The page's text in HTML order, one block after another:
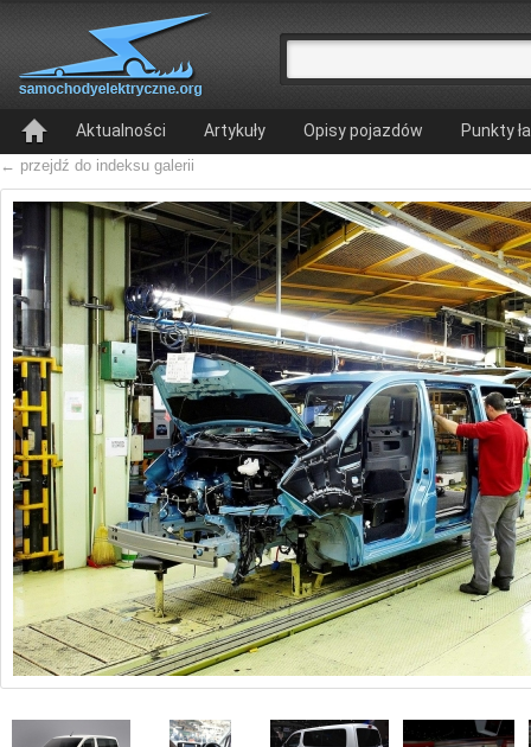
Aktualności Artykuły Opisy pojazdów Punkty
← przejdź do indeksu galerii